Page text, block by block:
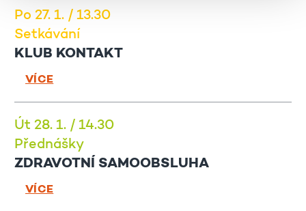
Po 27. 1. / 13.30
Setkávání
KLUB KONTAKT
VÍCE
Út 28. 1. / 14.30
Přednášky
ZDRAVOTNÍ SAMOOBSLUHA
VÍCE